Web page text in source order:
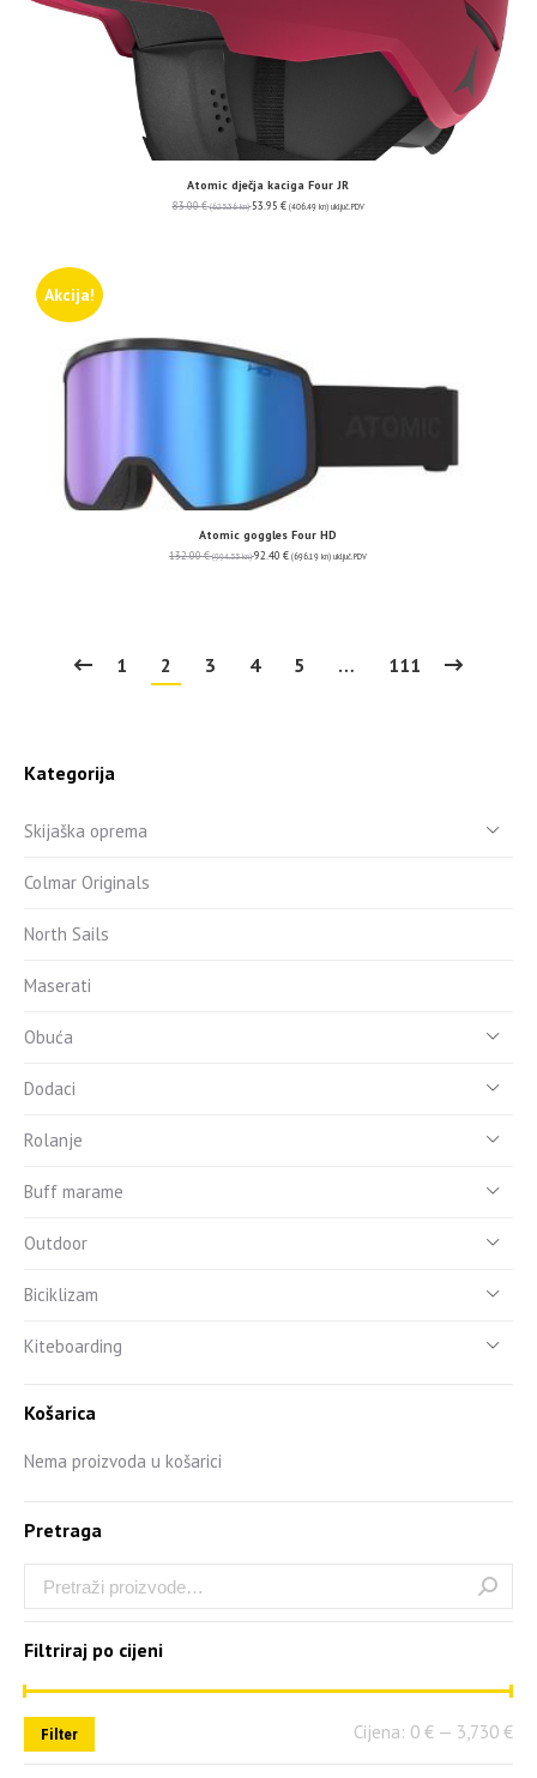
Atomic dječja kaciga Four JR
83.00€ (625.36 kn) 53.95 € (406.49 kn) uključ. PDV
Akcija!
Atomic goggles Four HD
132.00€ (994.55 kn) 92.40 € (696.19 kn) uključ. PDV
1 2 3 4 5 … 111
Kategorija
Skijaška oprema
Colmar Originals
North Sails
Maserati
Obuća
Dodaci
Rolanje
Buff marame
Outdoor
Biciklizam
Kiteboarding
Košarica
Nema proizvoda u košarici
Pretraga
Filtriraj po cijeni
Filter Cijena: 0 € — 3,730 €